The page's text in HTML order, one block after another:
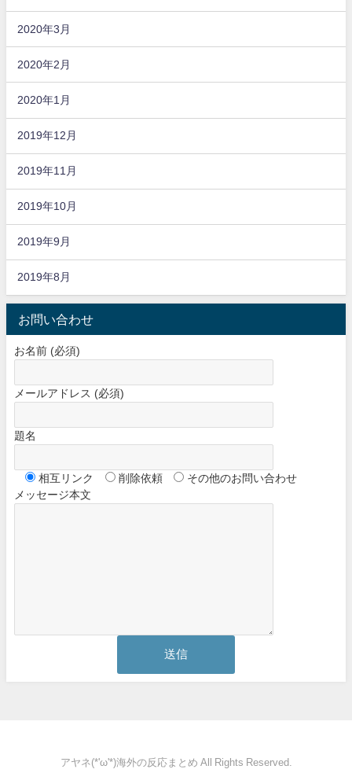
2020年3月
2020年2月
2020年1月
2019年12月
2019年11月
2019年10月
2019年9月
2019年8月
お問い合わせ
お名前 (必須)
メールアドレス (必須)
題名
相互リンク 削除依頼
その他のお問い合わせ
メッセージ本文
アヤネ(*'ω'*)海外の反応まとめ All Rights Reserved.